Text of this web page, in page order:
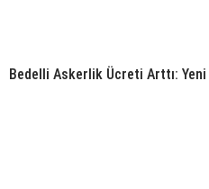
Bedelli Askerlik Ücreti Arttı: